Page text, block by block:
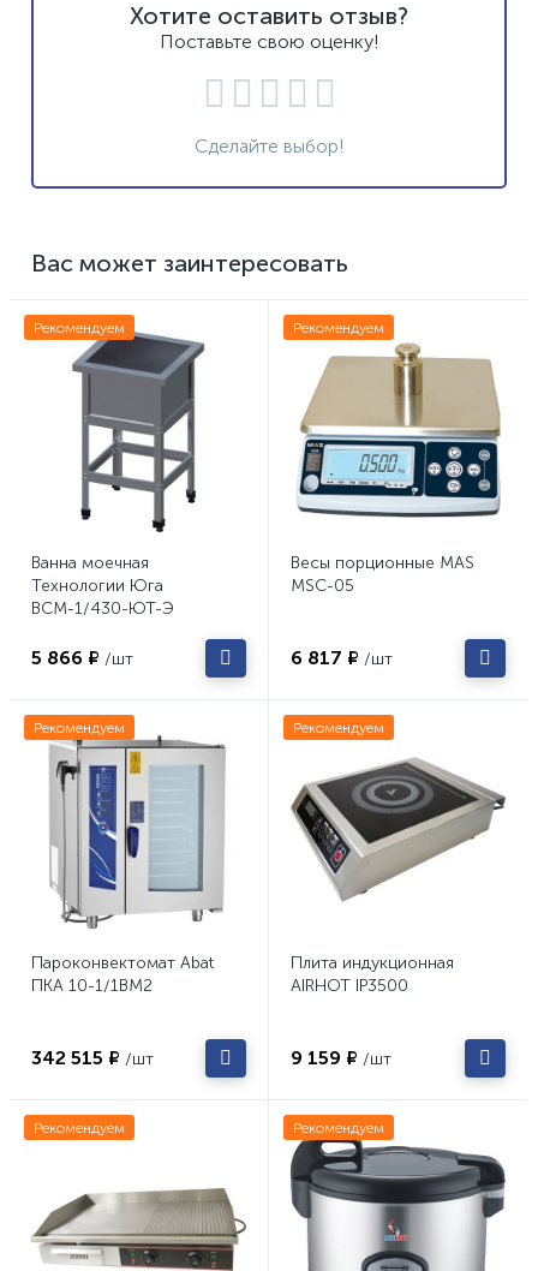
Хотите оставить отзыв?
Поставьте свою оценку!
Сделайте выбор!
Вас может заинтересовать
Рекомендуем
Ванна моечная
Технологии Юга
ВСМ-1/430-ЮТ-Э
5 866 ₽ /шт
Рекомендуем
Весы порционные MAS
MSC-05
6 817 ₽ /шт
Рекомендуем
Пароконвектомат Abat
ПКА 10-1/1ВМ2
342 515 ₽ /шт
Рекомендуем
Плита индукционная
AIRHOT IP3500
9 159 ₽ /шт
Рекомендуем Рекомендуем